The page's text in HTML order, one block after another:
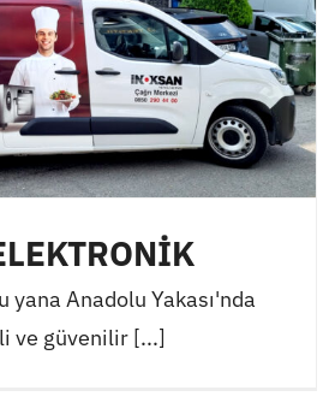
yana Anadolu Yakası'nda
ve güvenilir [...]